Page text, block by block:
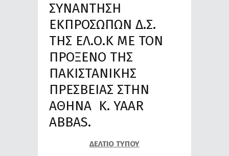
ΣΥΝΑΝΤΗΣΗ
ΕΚΠΡΟΣΩΠΩΝ Δ.Σ.
ΤΗΣ ΕΛ.Ο.Κ ΜΕ ΤΟΝ
ΠΡΟΞΕΝΟ ΤΗΣ
ΠΑΚΙΣΤΑΝΙΚΗΣ
ΠΡΕΣΒΕΙΑΣ ΣΤΗΝ
ΑΘΗΝΑ Κ. YAAR
ABBAS.
ΔΕΛΤΙΟ ΤΥΠΟΥ